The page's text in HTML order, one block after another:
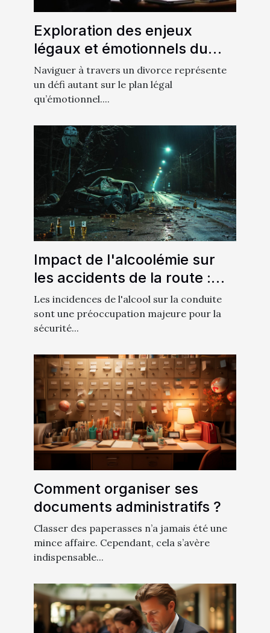
Exploration des enjeux
légaux et émotionnels du
divorce
Naviguer à travers un divorce représente
un défi autant sur le plan légal
qu’émotionnel....
Impact de l'alcoolémie sur
les accidents de la route :
analyse approfondie
Les incidences de l'alcool sur la conduite
sont une préoccupation majeure pour la
sécurité...
Comment organiser ses
documents administratifs ?
Classer des paperasses n’a jamais été une
mince affaire. Cependant, cela s’avère
indispensable...